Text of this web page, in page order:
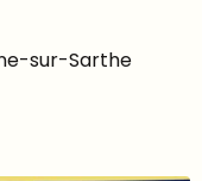
sur-Sarthe